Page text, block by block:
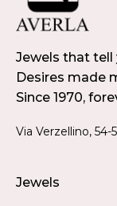
Jewels that tell
Desires made
Since 1970,
Via Verzellino, 54-
Jewels